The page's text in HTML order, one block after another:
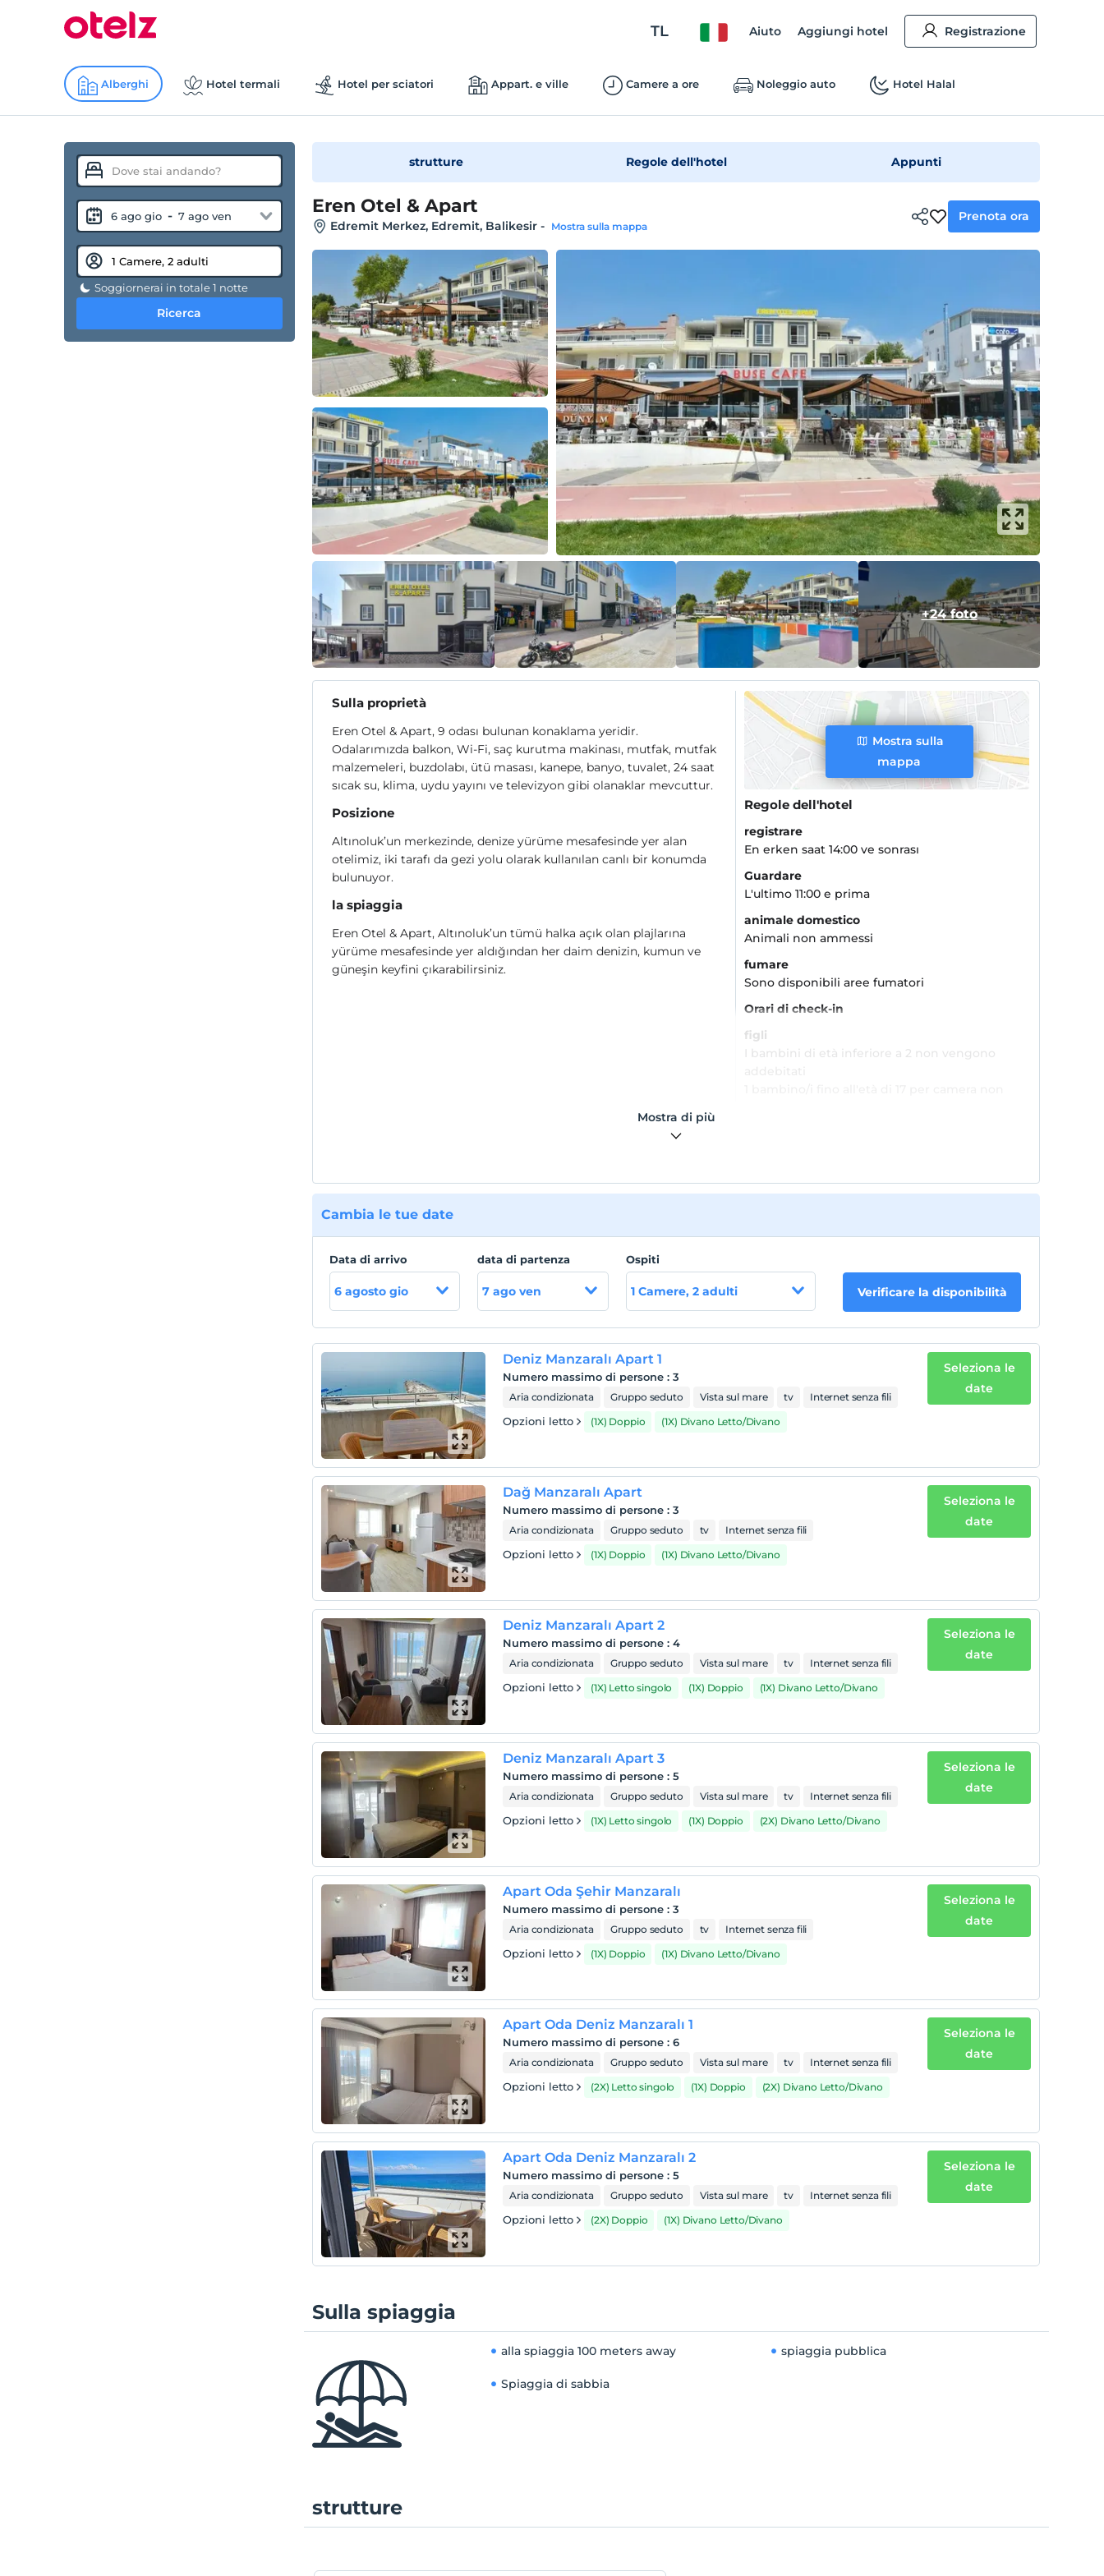
TL Aiuto Aggiungi hotel Registrazione
Alberghi Hotel termali Hotel per sciatori Appart. e ville Camere a ore Noleggio auto Hotel Halal
6 ago gio - 7 ago ven
Soggiornerai in totale 1 notte
Ricerca
strutture Regole dell'hotel Appunti
Eren Otel & Apart
Edremit Merkez, Edremit, Balikesir- Mostra sulla mappa
Prenota ora
+24 foto
Sulla proprietà
Eren Otel & Apart, 9 odası bulunan konaklama yeridir.
Odalarımızda balkon, Wi-Fi, saç kurutma makinası, mutfak, mutfak
malzemeleri, buzdolabı, ütü masası, kanepe, banyo, tuvalet, 24 saat
sıcak su, klima, uydu yayını ve televizyon gibi olanaklar mevcuttur.
Posizione
Altınoluk’un merkezinde, denize yürüme mesafesinde yer alan
otelimiz, iki tarafı da gezi yolu olarak kullanılan canlı bir konumda
bulunuyor.
la spiaggia
Eren Otel & Apart, Altınoluk’un tümü halka açık olan plajlarına
yürüme mesafesinde yer aldığından her daim denizin, kumun ve
güneşin keyfini çıkarabilirsiniz.
Mostra sulla
mappa
Regole dell'hotel
registrare
En erken saat 14:00 ve sonrası
Guardare
L'ultimo 11:00 e prima
animale domestico
Animali non ammessi
fumare
Sono disponibili aree fumatori
Orari di check-in
figli
I bambini di età inferiore a 2 non vengono
Mostra di più
Cambia le tue date
Data di arrivo
6 agosto gio
data di partenza
7 ago ven
Ospiti
1 Camere, 2 adulti Verificare la disponibilità
Deniz Manzaralı Apart 1
Numero massimo di persone :3
Aria condizionata Gruppo seduto Vista sul mare tv Internet senza fili
Opzioni letto (1X) Doppio (1X) Divano Letto/Divano
Seleziona le
date
Dağ Manzaralı Apart
Numero massimo di persone :3
Aria condizionata Gruppo seduto tv Internet senza fili
Opzioni letto (1X) Doppio (1X) Divano Letto/Divano
Seleziona le
date
Deniz Manzaralı Apart 2
Numero massimo di persone :4
Aria condizionata Gruppo seduto Vista sul mare tv Internet senza fili
Opzioni letto (1X) Letto singolo (1X) Doppio (1X) Divano Letto/Divano
Seleziona le
date
Deniz Manzaralı Apart 3
Numero massimo di persone :5
Aria condizionata Gruppo seduto Vista sul mare tv Internet senza fili
Opzioni letto (1X) Letto singolo (1X) Doppio (2X) Divano Letto/Divano
Seleziona le
date
Apart Oda Şehir Manzaralı
Numero massimo di persone :3
Aria condizionata Gruppo seduto tv Internet senza fili
Opzioni letto (1X) Doppio (1X) Divano Letto/Divano
Seleziona le
date
Apart Oda Deniz Manzaralı 1
Numero massimo di persone :6
Aria condizionata Gruppo seduto Vista sul mare tv Internet senza fili
Opzioni letto (2X) Letto singolo (1X) Doppio (2X) Divano Letto/Divano
Seleziona le
date
Apart Oda Deniz Manzaralı 2
Numero massimo di persone :5
Aria condizionata Gruppo seduto Vista sul mare tv Internet senza fili
Opzioni letto (2X) Doppio (1X) Divano Letto/Divano
Seleziona le
date
Sulla spiaggia
alla spiaggia 100 meters away spiaggia pubblica
Spiaggia di sabbia
strutture